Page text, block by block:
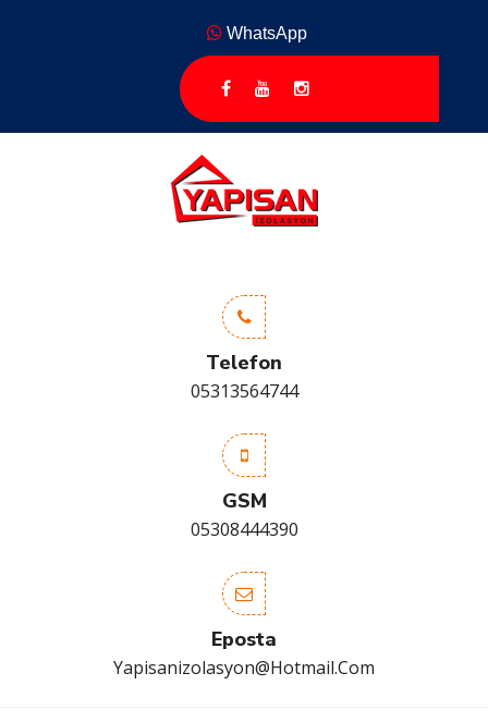
WhatsApp
Telefon
05313564744
GSM
05308444390
Eposta
Yapisanizolasyon@hotmail.com